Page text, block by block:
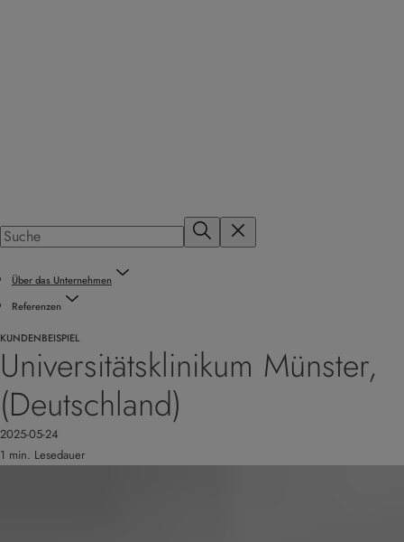
Über das Unternehmen
Referenzen
KUNDENBEISPIEL
Universitätsklinikum Münster,
(Deutschland)
2025-05-24
1 min. Lesedauer